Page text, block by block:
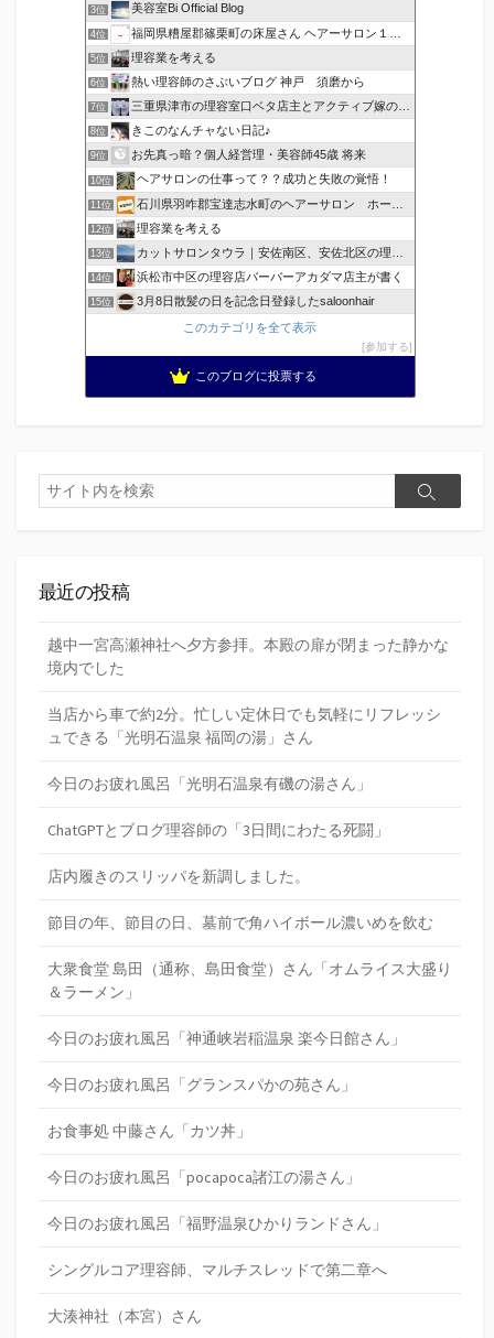
3位 美容室Bi Official Blog
4位 福岡県糟屋郡篠栗町の床屋さん ヘアーサロン１２３公式ブログ
5位 理容業を考える
6位 熱い理容師のさぶいブログ 神戸 須磨から
7位 三重県津市の理容室口ベタ店主とアクティブ嫁のblog
8位 きこのなんチャない日記♪
9位 お先真っ暗？個人経営理・美容師45歳 将来
10位 ヘアサロンの仕事って？？成功と失敗の覚悟！
11位 石川県羽咋郡宝達志水町のヘアーサロン ホープヘアーズ
12位 理容業を考える
13位 カットサロンタウラ｜安佐南区、安佐北区の理美容院
14位 浜松市中区の理容店バーバーアカダマ店主が書く
15位
3月8日散髪の日を記念日登録したsaloonhair
このカテゴリを全て表示
参加する
このブログに投票する
検
索
検
最近の投稿
越中一宮高瀬神社へ夕方参拝。本殿の扉が閉まった静かな
境内でした
当店から車で約2分。忙しい定休日でも気軽にリフレッシ
ュできる「光明石温泉 福岡の湯」さん
今日のお疲れ風呂「光明石温泉有磯の湯さん」
ChatGPTとブログ理容師の「3日間にわたる死闘」
店内履きのスリッパを新調しました。
節目の年、節目の日、墓前で角ハイボール濃いめを飲む
大衆食堂 島田（通称、島田食堂）さん「オムライス大盛り
＆ラーメン」
今日のお疲れ風呂「神通峡岩稲温泉 楽今日館さん」
今日のお疲れ風呂「グランスパかの苑さん」
お食事処 中藤さん「カツ丼」
今日のお疲れ風呂「pocapoca諸江の湯さん」
今日のお疲れ風呂「福野温泉ひかりランドさん」
シングルコア理容師、マルチスレッドで第二章へ
大湊神社（本宮）さん